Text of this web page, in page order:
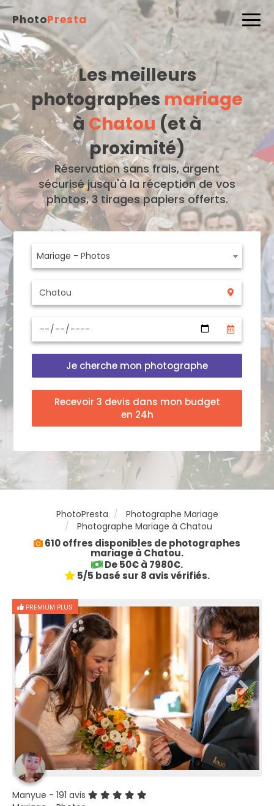
PhotoPresta
Les meilleurs
photographes mariage
à Chatou (et à
proximité)
Réservation sans frais, argent
sécurisé jusqu'à la réception de vos
photos, 3 tirages papiers offerts.
Mariage - Photos
Je cherche mon photographe
Recevoir 3 devis dans mon budget
en 24h
PhotoPresta
Photographe Mariage
Photographe Mariage à Chatou
610 offres disponibles de photographes
mariage à Chatou.
De 50€ à 7980€.
5/5 basé sur 8 avis vérifiés.
PREMIUM PLUS
Manyue - 191 avis